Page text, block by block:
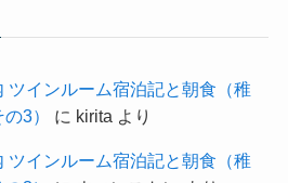
ツインルーム宿泊記と朝食（稚
3）
に kirita より
ツインルーム宿泊記と朝食（稚